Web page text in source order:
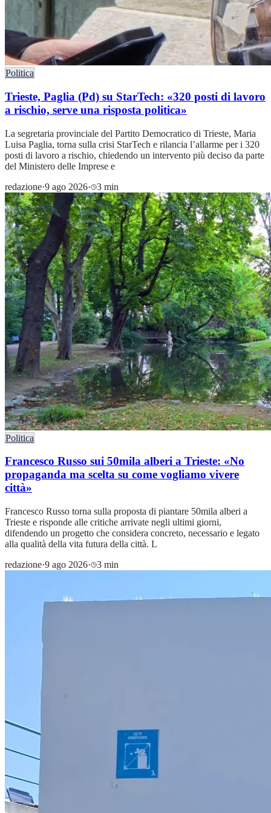
Politica
Trieste, Paglia (Pd) su StarTech: «320 posti di lavoro
a rischio, serve una risposta politica»
La segretaria provinciale del Partito Democratico di Trieste, Maria
Luisa Paglia, torna sulla crisi StarTech e rilancia l’allarme per i 320
posti di lavoro a rischio, chiedendo un intervento più deciso da parte
del Ministero delle Imprese e
redazione·9 ago 2026· 3 min
Politica
Francesco Russo sui 50mila alberi a Trieste: «No
propaganda ma scelta su come vogliamo vivere
città»
Francesco Russo torna sulla proposta di piantare 50mila alberi a
Trieste e risponde alle critiche arrivate negli ultimi giorni,
difendendo un progetto che considera concreto, necessario e legato
alla qualità della vita futura della città. L
redazione·9 ago 2026· 3 min